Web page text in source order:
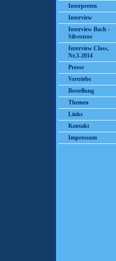
Interpreten
Interview
Interview Bach -
Silvestrov
Interview Class,
Nr.3-2014
Presse
Vertriebe
Bestellung
Themen
Links
Kontakt
Impressum